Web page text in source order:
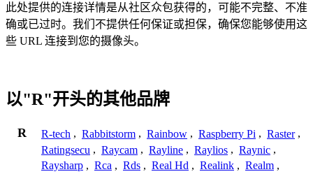
此处提供的连接详情是从社区众包获得的，可能不完整、不准
确或已过时。我们不提供任何保证或担保，确保您能够使用这
些 URL 连接到您的摄像头。
以"R"开头的其他品牌
R R-tech , Rabbitstorm , Rainbow , Raspberry Pi , Raster ,
Ratingsecu , Raycam , Rayline , Raylios , Raynic ,
Raysharp , Rca , Rds , Real Hd , Realink , Realm ,